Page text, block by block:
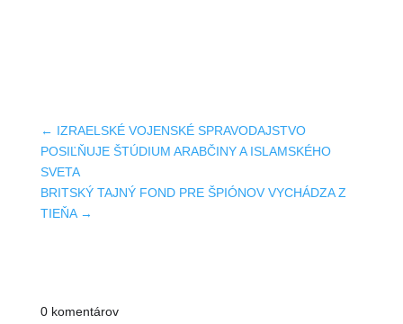
← IZRAELSKÉ VOJENSKÉ SPRAVODAJSTVO
POSIĽŇUJE ŠTÚDIUM ARABČINY A ISLAMSKÉHO
SVETA
BRITSKÝ TAJNÝ FOND PRE ŠPIÓNOV VYCHÁDZA Z
TIEŇA→
0 komentárov